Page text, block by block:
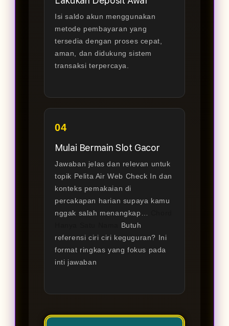
Isi saldo akun menggunakan
metode pembayaran yang
tersedia dengan proses cepat,
aman, dan didukung sistem
transaksi terpercaya.
04
Mulai Bermain Slot Gacor
Jawaban jelas dan relevan untuk
topik Pelita Air Web Check In dan
konteks pemakaian di
percakapan harian supaya kamu
nggak salah menangkap…
Butuh
referensi ciri ciri keguguran? Ini
format ringkas yang fokus pada
inti jawaban